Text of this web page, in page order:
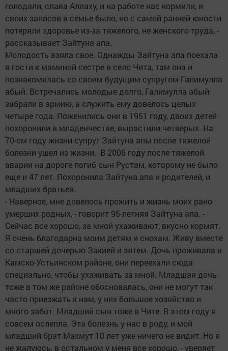
голодали, слава Аллаху, и на работе нас кормили, и
своих запасов в семье было, но с самой ранней юности
потеряли здоровье из-за тяжелого, не женского труда, -
рассказывает Зайтуна апа.
Молодость взяла свое. Однажды Зайтуна апа поехала
в гости к маминой сестре в село Чита, там она и
познакомилась со своим будущим супругом Галимулла
абый. Встречались молодые долго, Галимулла абый
забрали в армию, а служить ему довелось целых
четыре года. Поженились они в 1951 году, двоих детей
похоронили в младенчестве, вырастили четверых. На
70-ом году жизни супруг Зайтуна апы после тяжелой
болезни ушел из жизни. В 2006 году после тяжелой
аварии на дороге погиб сын Рустам, которому не было
еще и 47 лет. Похоронила Зайтуна апа и родителей, и
младших братьев.
- Наверное, мне довелось прожить и жизнь моих рано
умерших родных, - говорит 95-летняя Зайтуна апа. -
Сейчас все хорошо, за мной ухаживают, вкусно кормят.
Я очень благодарна моим детям и снохам. Живу вместе
со старшей дочерью Закией и зятем. Дочь проживала в
Камско-Устьинском районе, они переехали сюда
специально, чтобы ухаживать за мной. Младшая дочь
тоже в том же районе обосновалась, они не могут так
часто приезжать к нам, у них большое хозяйство и
много забот. Младший сын тоже в Чите. В этом году я
совсем ослепла. Эта болезнь у нас в роду, и мой
младший брат Махмут 10 лет уже ничего не видит. Но я
не жалуюсь, в остальном у меня все хорошо, - уверяет